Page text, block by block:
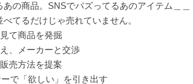
の商品。SNSでバズってるあのアイテム＿＿
てるだけじゃ売れていません。
て商品を発掘
、メーカーと交渉
売方法を提案
で「欲しい」を引き出す